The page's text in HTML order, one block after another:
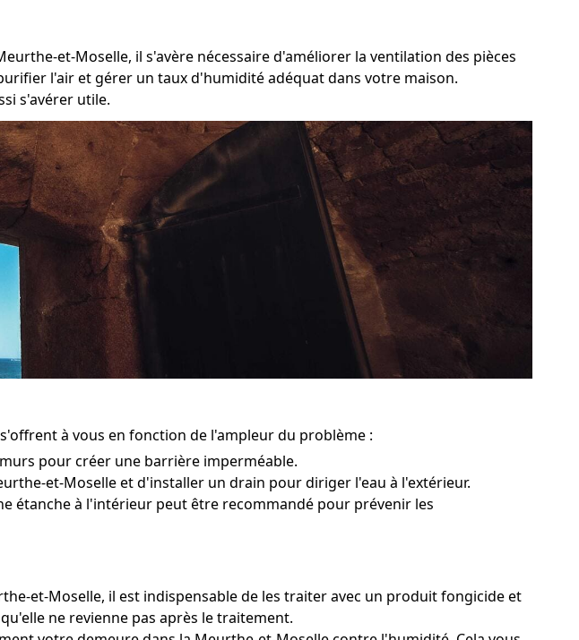
et-Moselle, il s'avère nécessaire d'améliorer la ventilation des pièces
l'air et gérer un taux d'humidité adéquat dans votre maison.
s'avérer utile.
à vous en fonction de l'ampleur du problème :
pour créer une barrière imperméable.
et-Moselle et d'installer un drain pour diriger l'eau à l'extérieur.
étanche à l'intérieur peut être recommandé pour prévenir les
et-Moselle, il est indispensable de les traiter avec un produit fongicide et
ne revienne pas après le traitement.